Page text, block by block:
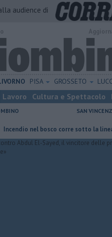
audience di
PISA GROSSETO
Lavoro Cultura e Spettacolo
SAN
nel bosco corre sotto la linea